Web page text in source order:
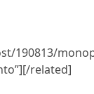
190813/
related]